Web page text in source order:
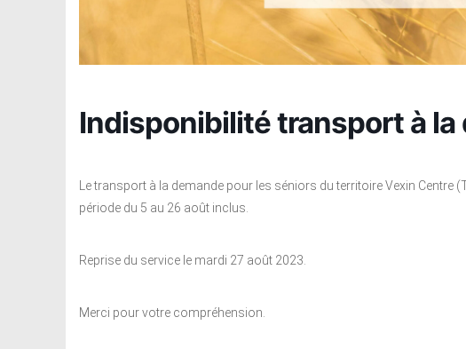
Indisponibilité transport à
Le transport à la demande pour les séniors du territoire Vexin Centre
période du 5 au 26 août inclus.
Reprise du service le mardi 27 août 2023.
Merci pour votre compréhension.